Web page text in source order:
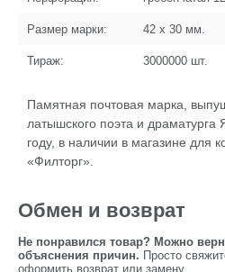
Размер марки: 42 x 30 мм.
Тираж: 3000000 шт.
Памятная почтовая марка,
латышского поэта и драматурга
году, в наличии в магазине для
«Филторг».
Обмен и возврат
Не понравился товар? Можно
объяснения причин. Просто
оформить возврат или замену.